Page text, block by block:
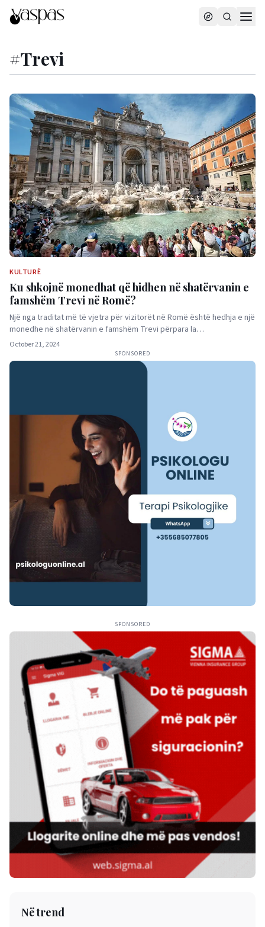
#Trevi
KULTURË
Ku shkojnë monedhat që hidhen në shatërvanin e
famshëm Trevi në Romë?
Një nga traditat më të vjetra për vizitorët në Romë është hedhja e një
monedhe në shatërvanin e famshëm Trevi përpara la…
October 21, 2024
SPONSORED
SPONSORED
Në trend